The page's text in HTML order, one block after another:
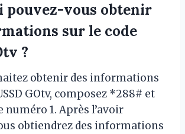
pouvez-vous obtenir
sur le code
?
obtenir des informations
GOtv, composez *288# et
numéro 1. Après l’avoir
obtiendrez des informations